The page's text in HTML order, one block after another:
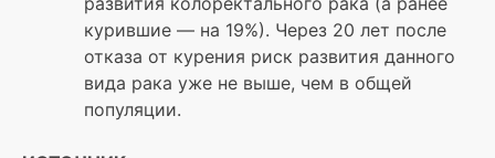
курившие — на 19%). Через 20 лет после
отказа от курения риск развития данного
вида рака уже не выше, чем в общей
популяции.